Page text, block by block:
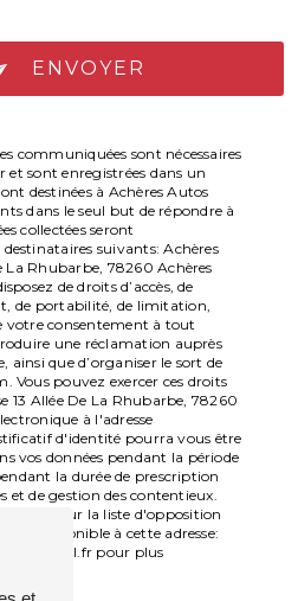
ENVOYER
communiquées sont nécessaires
et sont enregistrées dans un
destinées à Achères Autos
dans le seul but de répondre à
collectées seront
suivants: Achères
La Rhubarbe, 78260 Achères
de droits d’accès, de
de portabilité, de limitation,
votre consentement à tout
une réclamation auprès
ainsi que d’organiser le sort de
Vous pouvez exercer ces droits
13 Allée De La Rhubarbe, 78260
à l'adresse
d'identité pourra vous être
vos données pendant la période
la durée de prescription
et de gestion des contentieux.
inscrire sur la liste d'opposition
disponible à cette adresse:
le site cnil.fr pour plus